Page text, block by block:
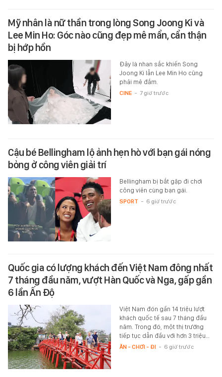
Mỹ nhân là nữ thần trong lòng Song Joong Ki và
Lee Min Ho: Góc nào cũng đẹp mê mẩn, cẩn thận
bị hớp hồn
Đây là nhan sắc khiến Song
Joong Ki lẫn Lee Min Ho cũng
phải mê đắm.
CINE - 7 giờ trước
Cậu bé Bellingham lộ ảnh hẹn hò với bạn gái nóng
bỏng ở công viên giải trí
Bellingham bị bắt gặp đi chơi
công viên cùng bạn gái.
SPORT - 6 giờ trước
Quốc gia có lượng khách đến Việt Nam đông nhất
7 tháng đầu năm, vượt Hàn Quốc và Nga, gấp gần
6 lần Ấn Độ
Việt Nam đón gần 14 triệu lượt
khách quốc tế sau 7 tháng đầu
năm. Trong đó, một thị trường
tiếp tục dẫn đầu với hơn 3 triệu…
ĂN - CHƠI - ĐI - 6 giờ trước